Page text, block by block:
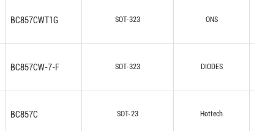
BC857CWT1G SOT-323 ONS
BC857CW-7-F SOT-323 DIODES
BC857C SOT-23 Hottech